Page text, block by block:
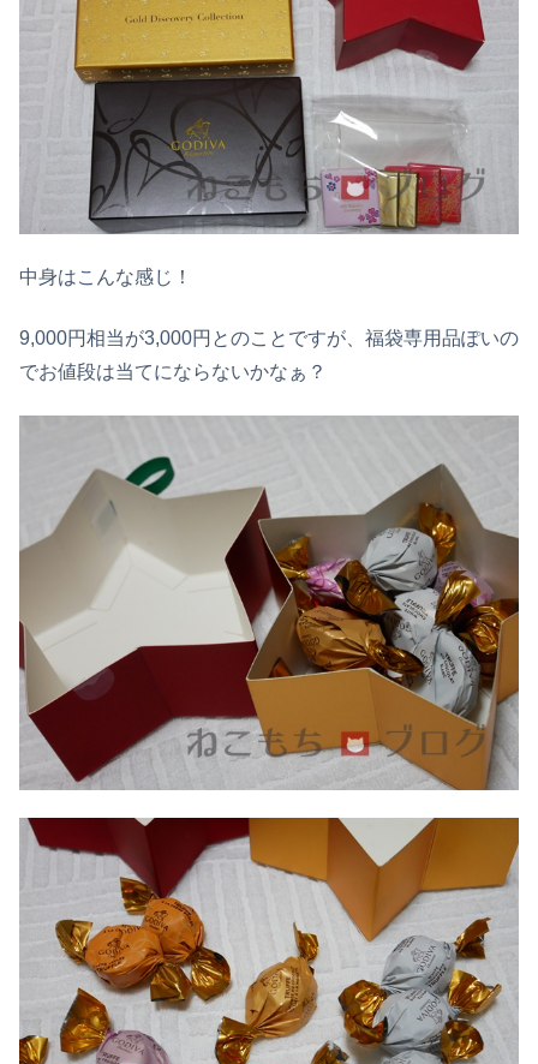
中身はこんな感じ！
9,000円相当が3,000円とのことですが、福袋専用品ぽいの
でお値段は当てにならないかなぁ？